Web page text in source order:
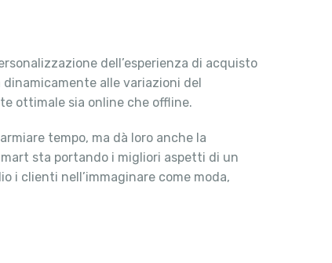
dell’esperienza di acquisto
alle variazioni del
ottimale sia online che offline.
tempo, ma dà loro anche la
sta portando i migliori aspetti di un
i clienti nell’immaginare come moda,